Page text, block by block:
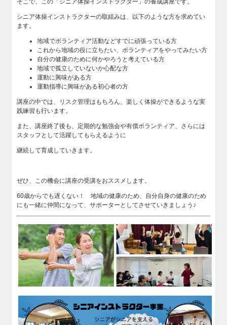
シニア体操インストラクターの取組みは、以下のような方を求めてい
ます。
地域でボランティア活動などすでに頑張っている方
これから地域の役に立ちたい、ボランティアをやってみたい方
自分の健康のために何かやろうと考えている方
地域で孤立していないか心配な方
運動に興味がある方
運動指導に興味がある初心者の方
講座の中では、リスク管理はもちろん、楽しく体操ができるような実
践練習も行います。
また、講座終了後も、定期的な勉強会や有償ボランティア、さらには
スタッフとして活躍してもらえるように
継続して育成していきます。
ぜひ、この機会に講座の受講をおススメします。
60歳からでも遅くない！ 地域の健康のため、自分自身の健康のため
にも一緒に仲間になって、サポーターとしてさせていきましょう♪